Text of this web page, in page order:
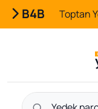
B4B Toptan